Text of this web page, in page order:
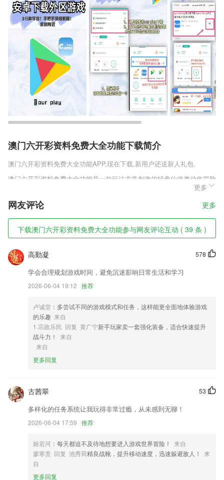
澳门六开彩资料免费大全功能下载简介
澳门六开彩资料免费大全功能APP,现在下载,新用户还送新人礼包.
澳门六开彩资料免费大全功能是一款玩法非常刺激的经典仙侠类动作冒险
手游，每个玩家都可以获取很多的奖励，只不过这些奖励是需要玩家通过
游戏中的玩法和任务来获取，玩家通过的玩法和任务越多获取的奖励也就
会越多，毕竟这些奖励能够帮助玩家快速提升实力。
澳门六开彩资料免费大全功能软件特色
1,名校老师讲解,结合趣味性和专业性的教学视频,在线查找你需要的课程
内容;
2,图片上传拍照翻译大师app经过加密操作，无需担心隐私；
3,【众多应用场景】
5,智能跟进了解报事报修进度，方便了解报事报修处理情况；
6,随时都能学习和练习题目，学习和巩固一站式完成；
澳门六开彩资料免费大全功能软件优势
1.智能纠音，大量开口机会，让孩子迅速提高口语。
3.帮助2265同学们顺利通过成教考试。同时，还有智能题库系统，帮助同
学们查漏补缺。
4.往期直播回放；
5.为全中国的孩子提供优质的、与国际前沿接轨的计算思维与创新教育。
6.这里包含励志语录，情感文案，爱情宣言，名言名句，电影台词，以及
背景图集等等。
澳门六开彩资料免费大全功能更新了什么?
更多
网友评论 更多
下载澳门六开彩资料免费大全功能参与网友评论互动 ( 39 条 )
578
高勤凝
学会合理规划游戏时间，避免沉迷影响日常生活和学习
2026-06-04 19:12 推荐
卢诚堂 ：多尝试不同的游戏模式和任务，这样能更全面地体验游戏
的乐趣 来自
1.宗政乐民 回复 黄广宁新手玩家卖一套强化装备，适合快速提升
战斗力！
来自
来自
更多回复
53
古茜翠
多样化的任务系统让我玩得非常过瘾，从未感到无聊！
2026-06-04 17:59 推荐
姬若河 ：每天都迫不及待地想要进入游戏世界冒险！
来自
廖寒贵 回复 池秀荷精良战靴，提升移动速度，迅速躲避敌人！
来
自
更多回复